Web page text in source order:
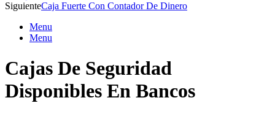
SiguienteCaja Fuerte Con Contador De Dinero
Menu
Menu
Cajas De Seguridad
Disponibles En Bancos